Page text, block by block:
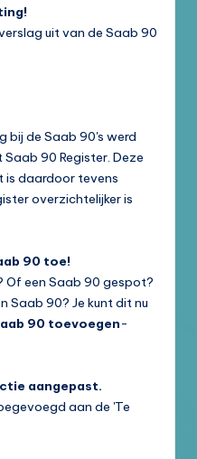
uit van de Saab 90
bij de Saab 90's werd
90 Register. Deze
is daardoor tevens
overzichtelijker is
90 toe!
Of een Saab 90 gespot?
Saab 90? Je kunt dit nu
90 toevoegen-
aangepast.
aan de 'Te